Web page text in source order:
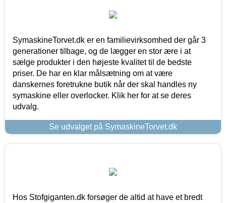
SymaskineTorvet.dk er en familievirksomhed der går 3
generationer tilbage, og de lægger en stor ære i at
sælge produkter i den højeste kvalitet til de bedste
priser. De har en klar målsætning om at være
danskernes foretrukne butik når der skal handles ny
symaskine eller overlocker. Klik her for at se deres
udvalg.
Se udvalget på SymaskineTorvet.dk
Hos Stofgiganten.dk forsøger de altid at have et bredt